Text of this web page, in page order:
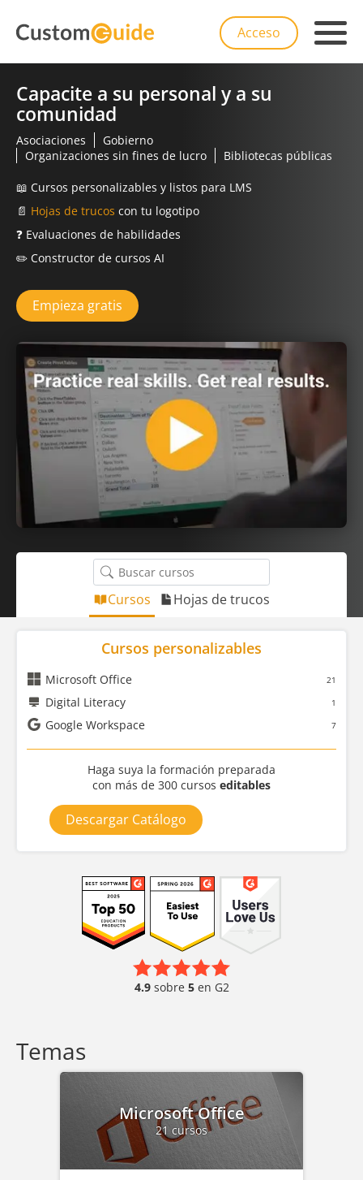
Acceso
Capacite a su personal y a su
comunidad
Asociaciones
Gobierno
Organizaciones sin fines de lucro
Bibliotecas públicas
📖 Cursos personalizables y listos para LMS
📄 Hojas de trucos con tu logotipo
❓ Evaluaciones de habilidades
✏️ Constructor de cursos AI
Empieza gratis
Cursos Hojas de trucos
Cursos personalizables
Microsoft Office 21
Digital Literacy 1
Google Workspace 7
Haga suya la formación preparada
con más de 300 cursos editables
Descargar Catálogo
4.9sobre 5en G2
Temas
Microsoft Office
21 cursos